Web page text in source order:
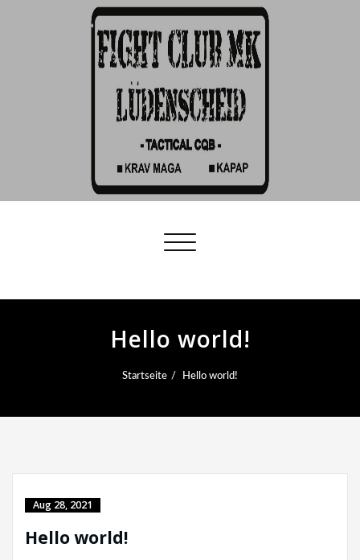
Schalte
Hello world!
Startseite Hello world!
Aug 28, 2021
Hello world!